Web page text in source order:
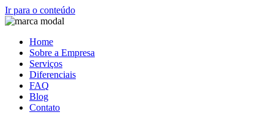
Ir para o conteúdo
Home
Sobre a Empresa
Serviços
Diferenciais
FAQ
Blog
Contato